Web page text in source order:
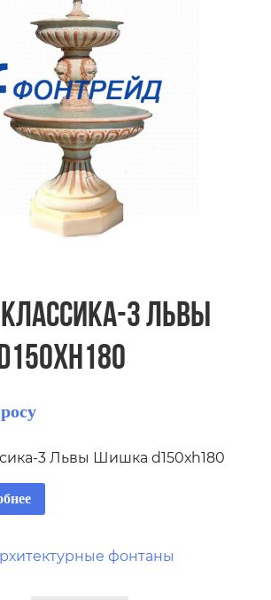
3 Львы
3 Львы Шишка d150хh180
фонтаны